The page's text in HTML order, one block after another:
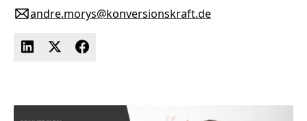
andre.morys@konversionskraft.de